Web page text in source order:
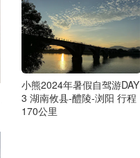
小熊2024年暑假自驾游DAY
3 湖南攸县-醴陵-浏阳 行程
170公里